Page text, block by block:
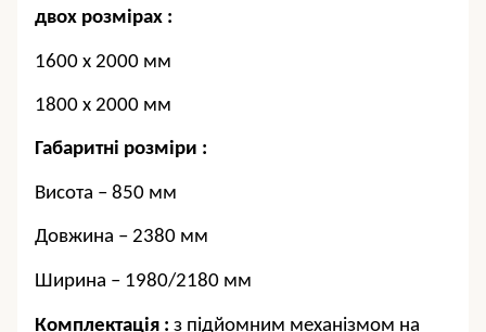
двох розмірах :
1600 х 2000 мм
1800 х 2000 мм
Габаритні розміри :
Висота – 850 мм
Довжина – 2380 мм
Ширина – 1980/2180 мм
Комплектація : з підйомним механізмом на